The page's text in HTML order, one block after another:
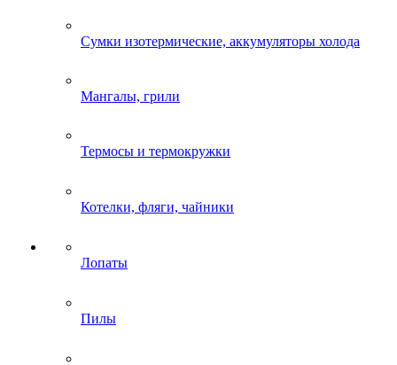
Сумки изотермические, аккумуляторы холода
Мангалы, грили
Термосы и термокружки
Котелки, фляги, чайники
Лопаты
Пилы